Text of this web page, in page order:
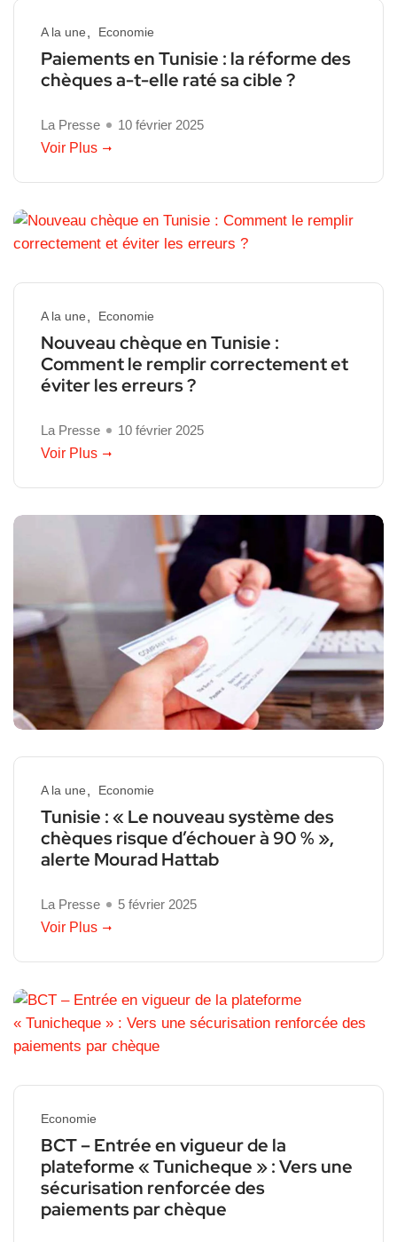
A la une Economie
Paiements en Tunisie : la réforme des
chèques a-t-elle raté sa cible ?
La Presse
10 février 2025
Voir Plus
A la une Economie
Nouveau chèque en Tunisie :
Comment le remplir correctement et
éviter les erreurs ?
La Presse
10 février 2025
Voir Plus
A la une Economie
Tunisie : « Le nouveau système des
chèques risque d’échouer à 90 % »,
alerte Mourad Hattab
La Presse
5 février 2025
Voir Plus
Economie
BCT – Entrée en vigueur de la
plateforme « Tunicheque » : Vers une
sécurisation renforcée des
paiements par chèque